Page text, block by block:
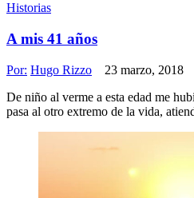
Historias
A mis 41 años
Por: Hugo Rizzo 23 marzo, 2018
De niño al verme a esta edad me
pasa al otro extremo de la vida,